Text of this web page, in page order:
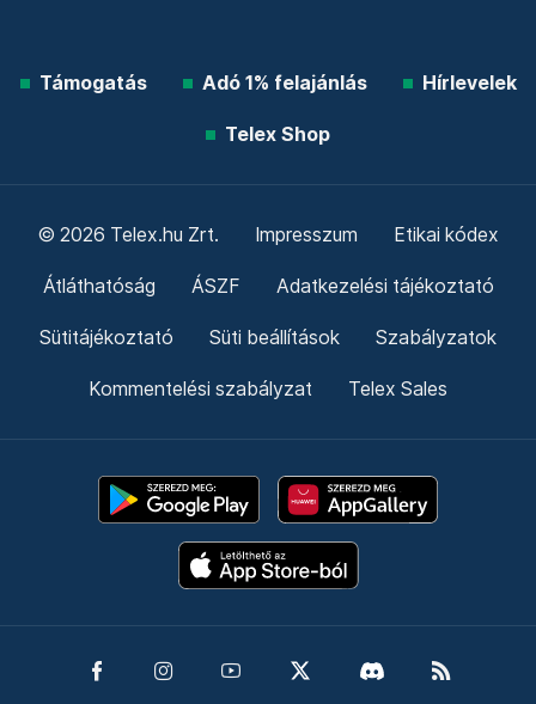
Támogatás Adó 1% felajánlás Hírlevelek
Telex Shop
© 2026 Telex.hu Zrt. Impresszum Etikai kódex
Átláthatóság ÁSZF Adatkezelési tájékoztató
Sütitájékoztató Süti beállítások Szabályzatok
Kommentelési szabályzat Telex Sales